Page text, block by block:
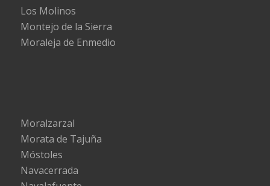
Los Molinos
Montejo de la Sierra
Moraleja de Enmedio
Moralzarzal
Morata de Tajuña
Móstoles
Navacerrada